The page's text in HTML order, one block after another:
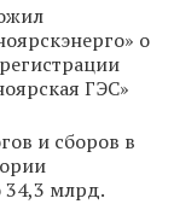
о
ГЭС»
и сборов в
34,3 млрд.